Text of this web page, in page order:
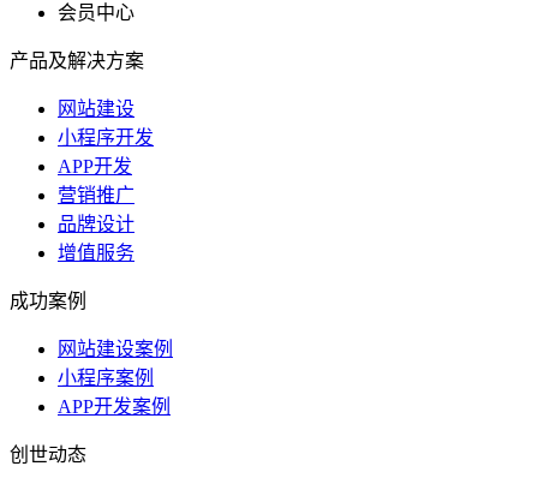
会员中心
产品及解决方案
网站建设
小程序开发
APP开发
营销推广
品牌设计
增值服务
成功案例
网站建设案例
小程序案例
APP开发案例
创世动态